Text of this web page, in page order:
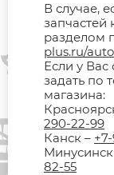
В случае,
запчастей
разделом
plus.ru/
Если у
задать по
магазина:
290-22-99
Канск –
82-55